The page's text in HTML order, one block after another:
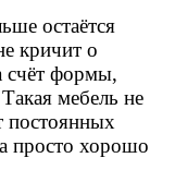
остаётся
кричит о
счёт формы,
мебель не
постоянных
просто хорошо